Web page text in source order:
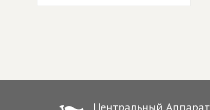
Центральный Аппарат